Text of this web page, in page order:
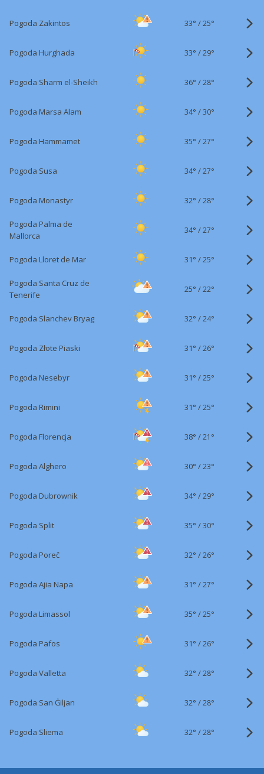
Pogoda Zakintos 33° /25°
Pogoda Hurghada 33° /29°
Pogoda Sharm el-Sheikh 36° /28°
Pogoda Marsa Alam 34° /30°
Pogoda Hammamet 35° /27°
Pogoda Susa 34° /27°
Pogoda Monastyr 32° /28°
Pogoda Palma de
Mallorca
34° /27°
Pogoda Lloret de Mar 31° /25°
Pogoda Santa Cruz de
Tenerife
25° /22°
Pogoda Slanchev Bryag 32° /24°
Pogoda Złote Piaski 31° /26°
Pogoda Nesebyr 31° /25°
Pogoda Rimini 31° /25°
Pogoda Florencja 38° /21°
Pogoda Alghero 30° /23°
Pogoda Dubrownik 34° /29°
Pogoda Split 35° /30°
Pogoda Poreč 32° /26°
Pogoda Ajia Napa 31° /27°
Pogoda Limassol 35° /25°
Pogoda Pafos 31° /26°
Pogoda Valletta 32° /28°
Pogoda San Ġiljan 32° /28°
Pogoda Sliema 32° /28°